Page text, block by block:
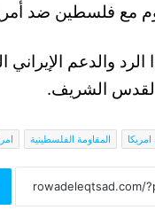
مع فلسطين ضد
والدعم الإيراني
القدس الشريف.
امريكا المقاومة الفلسطينية